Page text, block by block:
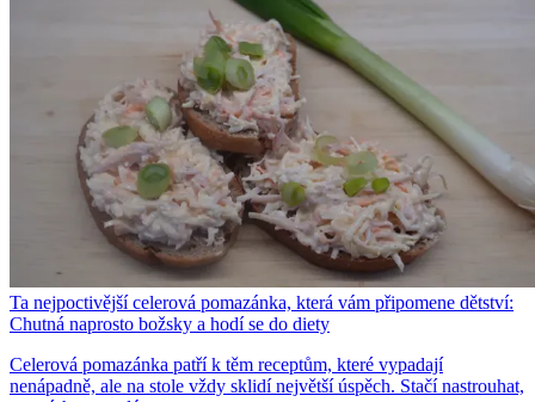
Ta nejpoctivější celerová pomazánka, která vám připomene dětství:
Chutná naprosto božsky a hodí se do diety
Celerová pomazánka patří k těm receptům, které vypadají
nenápadně, ale na stole vždy sklidí největší úspěch. Stačí nastrouhat,